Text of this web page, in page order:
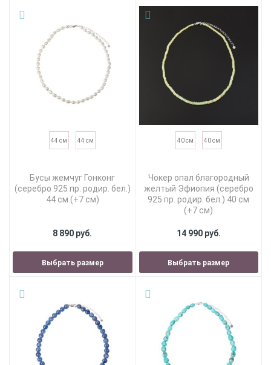
44 см 44 см
Бусы жемчуг Гонконг
(серебро 925 пр. родир. бел.)
44 см (+7 см)
8 890 руб.
Выбрать размер
40 см 40 см
Чокер опал благородный
желтый Эфиопия (серебро
925 пр. родир. бел.) 40 см
(+7 см)
14 990 руб.
Выбрать размер